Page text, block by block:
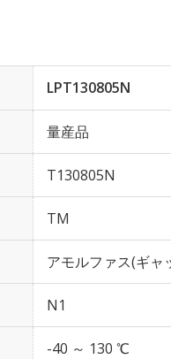
LPT130805N
量産品
T130805N
TM
アモルファス(ギャ
N1
-40 ～ 130 ℃